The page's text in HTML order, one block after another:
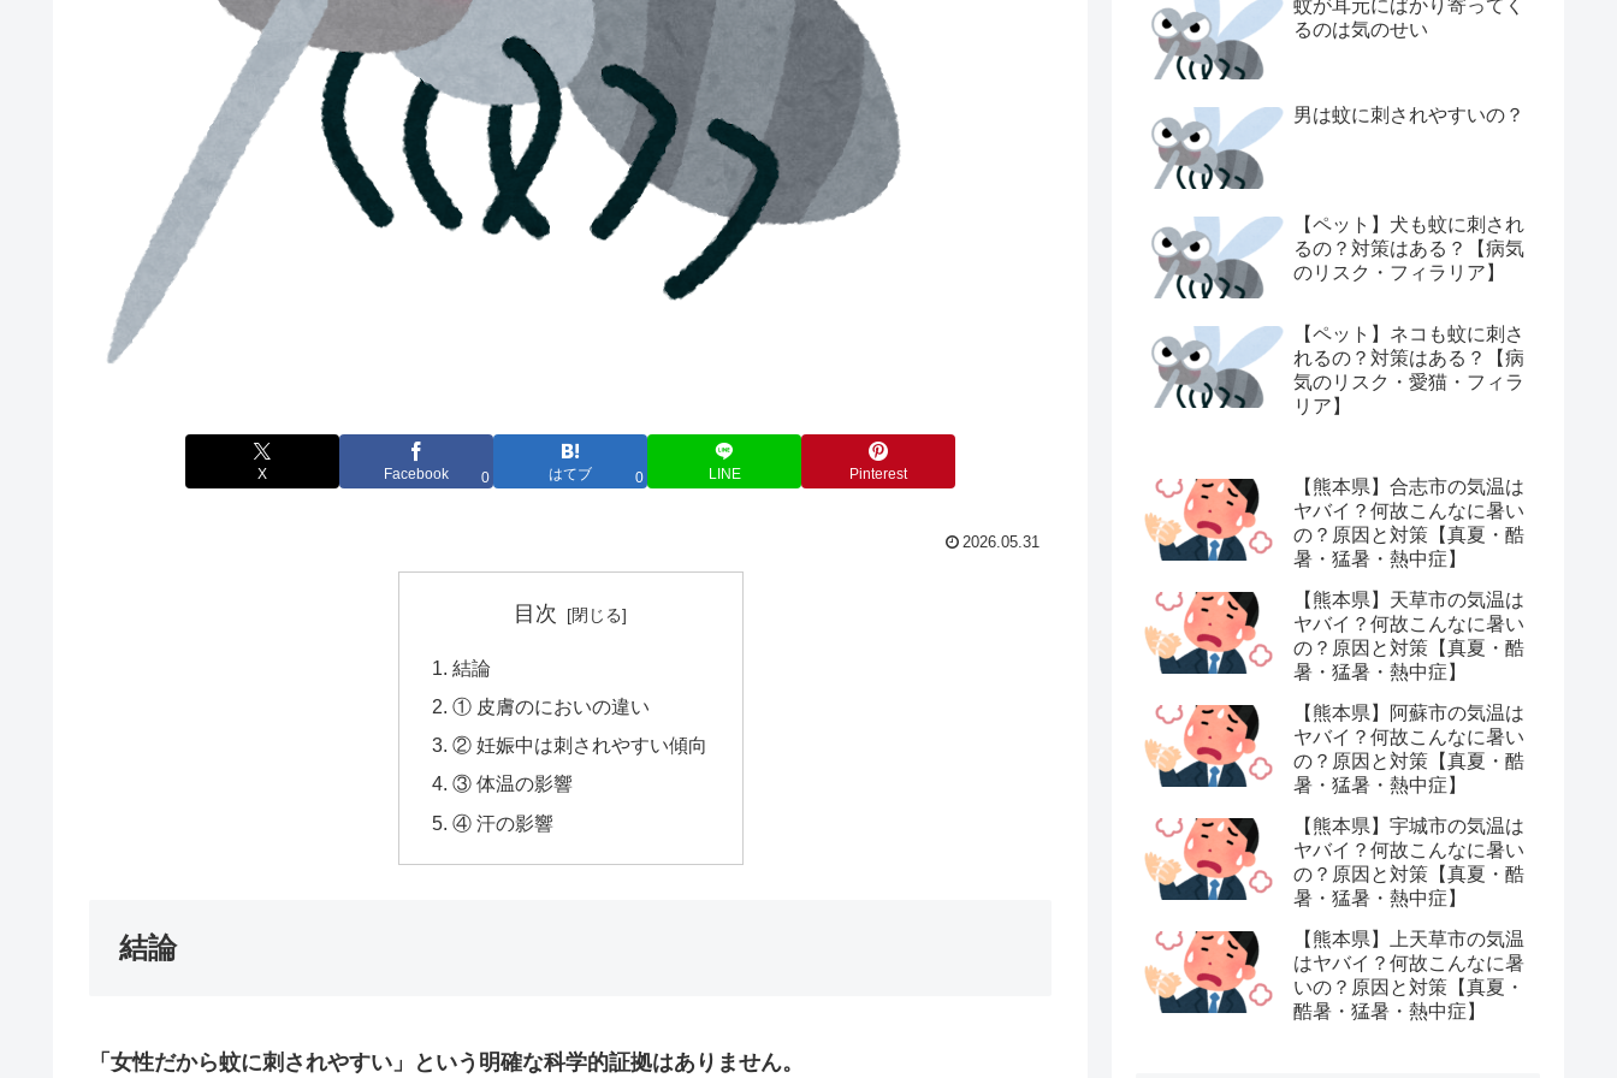
X Facebook 0 はてブ 0 LINE Pinterest
2026.05.31
目次
結論
① 皮膚のにおいの違い
② 妊娠中は刺されやすい傾向
③ 体温の影響
④ 汗の影響
結論
「女性だから蚊に刺されやすい」という明確な科学的証拠はありません。
蚊が耳元にばかり寄ってく
るのは気のせい
男は蚊に刺されやすいの？
【ペット】犬も蚊に刺され
るの？対策はある？【病気
のリスク・フィラリア】
【ペット】ネコも蚊に刺さ
れるの？対策はある？【病
気のリスク・愛猫・フィラ
リア】
【熊本県】合志市の気温は
ヤバイ？何故こんなに暑い
の？原因と対策【真夏・酷
暑・猛暑・熱中症】
【熊本県】天草市の気温は
ヤバイ？何故こんなに暑い
の？原因と対策【真夏・酷
暑・猛暑・熱中症】
【熊本県】阿蘇市の気温は
ヤバイ？何故こんなに暑い
の？原因と対策【真夏・酷
暑・猛暑・熱中症】
【熊本県】宇城市の気温は
ヤバイ？何故こんなに暑い
の？原因と対策【真夏・酷
暑・猛暑・熱中症】
【熊本県】上天草市の気温
はヤバイ？何故こんなに暑
いの？原因と対策【真夏・
酷暑・猛暑・熱中症】